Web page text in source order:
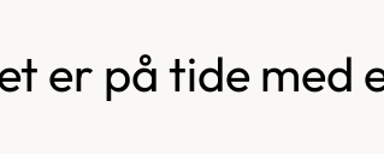
er på tide med